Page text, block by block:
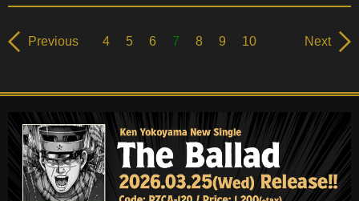
Previous 4 5 6 7 8 9 10 Next